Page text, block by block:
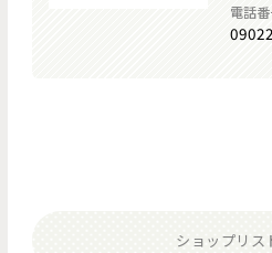
電話
ショップリス